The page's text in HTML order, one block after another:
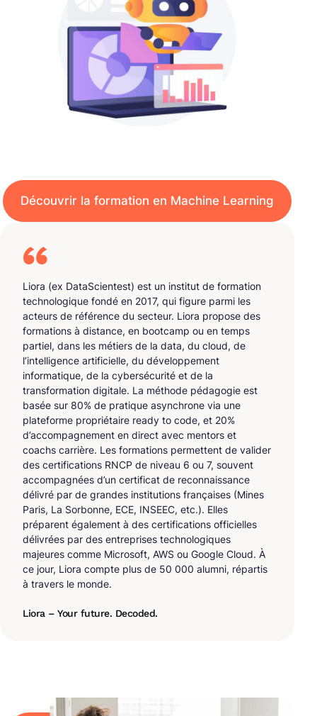
Découvrir la formation en Machine Learning
Liora (ex DataScientest) est un institut de formation
technologique fondé en 2017, qui figure parmi les
acteurs de référence du secteur. Liora propose des
formations à distance, en bootcamp ou en temps
partiel, dans les métiers de la data, du cloud, de
l’intelligence artificielle, du développement
informatique, de la cybersécurité et de la
transformation digitale. La méthode pédagogie est
basée sur 80% de pratique asynchrone via une
plateforme propriétaire ready to code, et 20%
d’accompagnement en direct avec mentors et
coachs carrière. Les formations permettent de valider
des certifications RNCP de niveau 6 ou 7, souvent
accompagnées d’un certificat de reconnaissance
délivré par de grandes institutions françaises (Mines
Paris, La Sorbonne, ECE, INSEEC, etc.). Elles
préparent également à des certifications officielles
délivrées par des entreprises technologiques
majeures comme Microsoft, AWS ou Google Cloud. À
ce jour, Liora compte plus de 50 000 alumni, répartis
à travers le monde.
Liora – Your future. Decoded.